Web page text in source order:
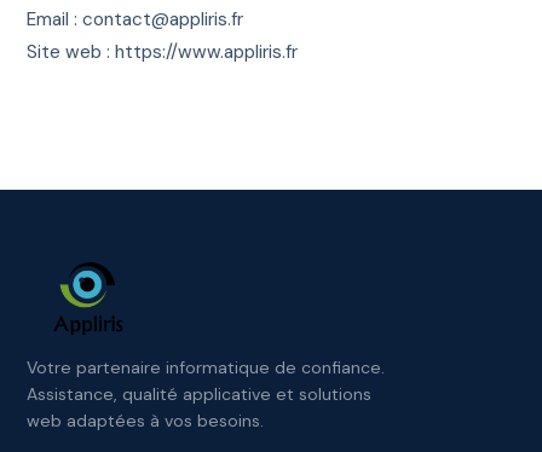
Email :contact@appliris.fr
Site web :https://www.appliris.fr
Votre partenaire informatique de confiance.
Assistance, qualité applicative et solutions
web adaptées à vos besoins.